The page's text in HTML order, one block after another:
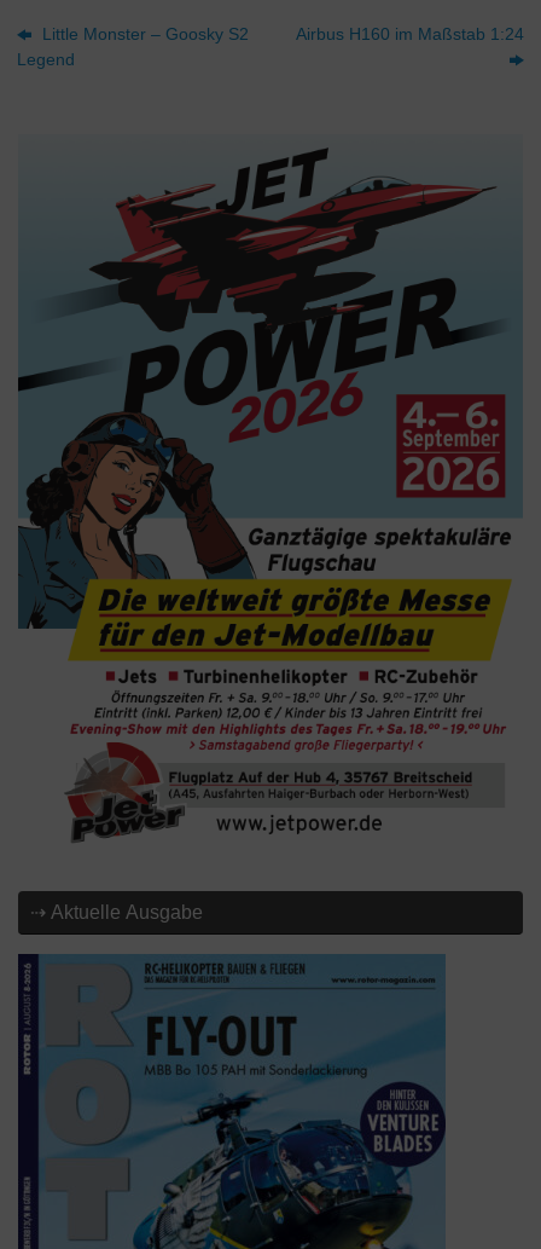
Little Monster – Goosky S2
Legend
Airbus H160 im Maßstab 1:24
⇢ Aktuelle Ausgabe